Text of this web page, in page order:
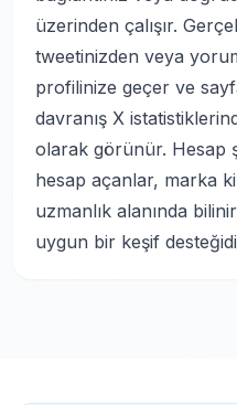
üzerinden çalışır.
tweetinizden veya
profilinize geçer ve
davranış X
olarak görünür. Hesap
hesap açanlar, marka
uzmanlık alanında
uygun bir keşif